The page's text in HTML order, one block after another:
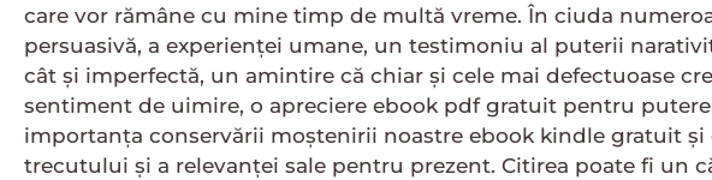
care vor rămâne cu mine timp de multă vreme. În ciuda
persuasivă, a experienței umane, un testimoniu al puterii
cât și imperfectă, un amintire că chiar și cele mai defectuoase
sentiment de uimire, o apreciere ebook pdf gratuit pentru
importanța conservării moștenirii noastre ebook kindle gratuit
trecutului și a relevanței sale pentru prezent. Citirea poate fi un